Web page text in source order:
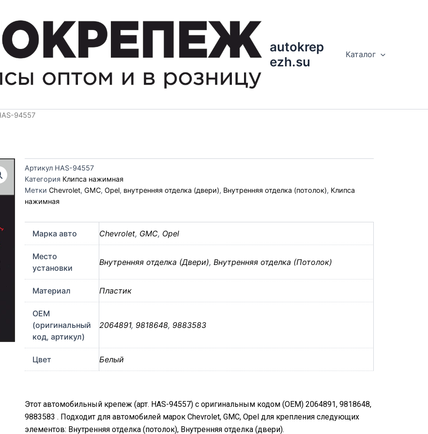
autokrep
ezh.su
Каталог
94557
Артикул HAS-94557
Категория Клипса нажимная
Метки Chevrolet, GMC, Opel, внутренняя отделка (двери), Внутренняя отделка (потолок), Клипса
нажимная
Марка авто Chevrolet, GMC, Opel
Место
установки
Внутренняя отделка (Двери), Внутренняя отделка (Потолок)
Материал Пластик
OEM
(оригинальный
код, артикул)
2064891, 9818648, 9883583
Цвет Белый
Этот автомобильный крепеж (арт. HAS-94557) с оригинальным кодом (OEM) 2064891, 9818648,
9883583 . Подходит для автомобилей марок Chevrolet, GMC, Opel для крепления следующих
элементов: Внутренняя отделка (потолок), Внутренняя отделка (двери).